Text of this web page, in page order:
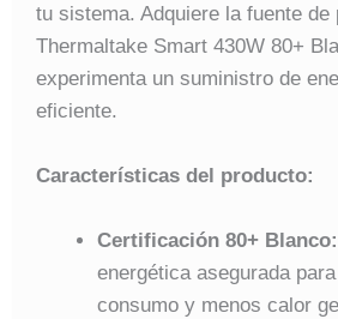
tu sistema. Adquiere la fuente de
Thermaltake Smart 430W 80+
experimenta un suministro de
eficiente.
Características del producto:
Certificación 80+ Blanco:
energética asegurada
consumo y menos calor